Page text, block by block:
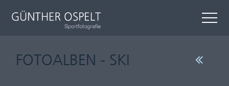
FOTOALBEN - SKI